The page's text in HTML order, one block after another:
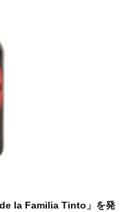
la Familia Tinto」を発